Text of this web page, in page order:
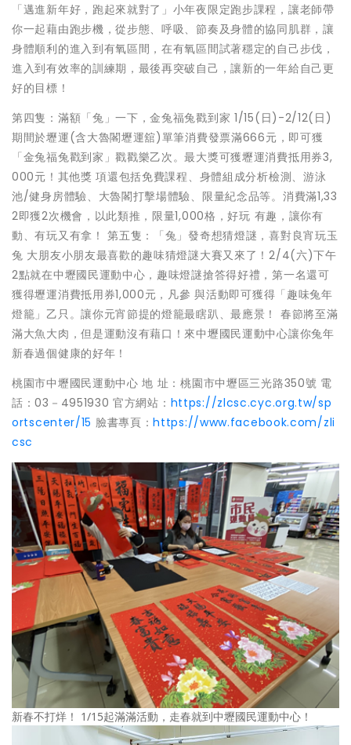
「邁進新年好，跑起來就對了」小年夜限定跑步課程，讓老師帶
你一起藉由跑步機，從步態、呼吸、節奏及身體的協同肌群，讓
身體順利的進入到有氧區間，在有氧區間試著穩定的自己步伐，
進入到有效率的訓練期，最後再突破自己，讓新的一年給自己更
好的目標！
第四隻：滿額「兔」一下，金兔福兔戳到家 1/15(日)-2/12(日)
期間於壢運(含大魯閣壢運舘)單筆消費發票滿666元，即可獲
「金兔福兔戳到家」戳戳樂乙次。最大獎可獲壢運消費抵用券3,
000元！其他獎 項還包括免費課程、身體組成分析檢測、游泳
池/健身房體驗、大魯閣打擊場體驗、限量紀念品等。消費滿1,33
2即獲2次機會，以此類推，限量1,000格，好玩 有趣，讓你有
動、有玩又有拿！ 第五隻：「兔」發奇想猜燈謎，喜對良宵玩玉
兔 大朋友小朋友最喜歡的趣味猜燈謎大賽又來了！2/4(六)下午
2點就在中壢國民運動中心，趣味燈謎搶答得好禮，第一名還可
獲得壢運消費抵用券1,000元，凡參 與活動即可獲得「趣味兔年
燈籠」乙只。讓你元宵節提的燈籠最瞎趴、最應景！ 春節將至滿
滿大魚大肉，但是運動沒有藉口！來中壢國民運動中心讓你兔年
新春過個健康的好年！
桃園市中壢國民運動中心 地 址：桃園市中壢區三光路350號 電
話：03－4951930 官方網站： https://zlcsc.cyc.org.tw/sp
ortscenter/15 臉書專頁：https://www.facebook.com/zli
csc
新春不打烊！ 1/15起滿滿活動，走春就到中壢國民運動中心！